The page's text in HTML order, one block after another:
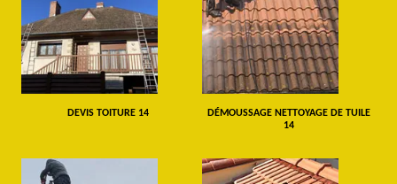
DEVIS TOITURE 14
DÉMOUSSAGE NETTOYAGE DE TUILE
14